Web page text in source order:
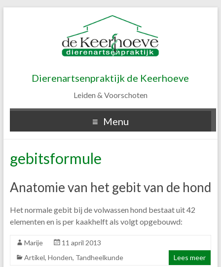
Dierenartsenpraktijk de Keerhoeve
Leiden & Voorschoten
Menu
gebitsformule
Anatomie van het gebit van de hond
Het normale gebit bij de volwassen hond bestaat uit 42
elementen en is per kaakhelft als volgt opgebouwd:
Marije
11 april 2013
Artikel, Honden, Tandheelkunde Lees meer